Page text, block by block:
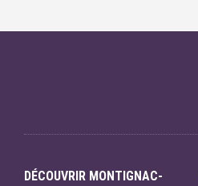
DÉCOUVRIR MONTIGNAC-